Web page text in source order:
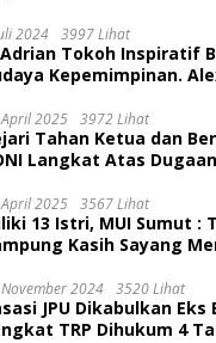
2024 3997 Lihat
Adrian Tokoh Inspiratif
Kepemimpinan.
2025 3972 Lihat
Tahan Ketua dan
Langkat Atas
2025 3567 Lihat
13 Istri, MUI Sumut :
Kasih Sayang
2024 3520 Lihat
JPU Dikabulkan Eks
TRP Dihukum 4